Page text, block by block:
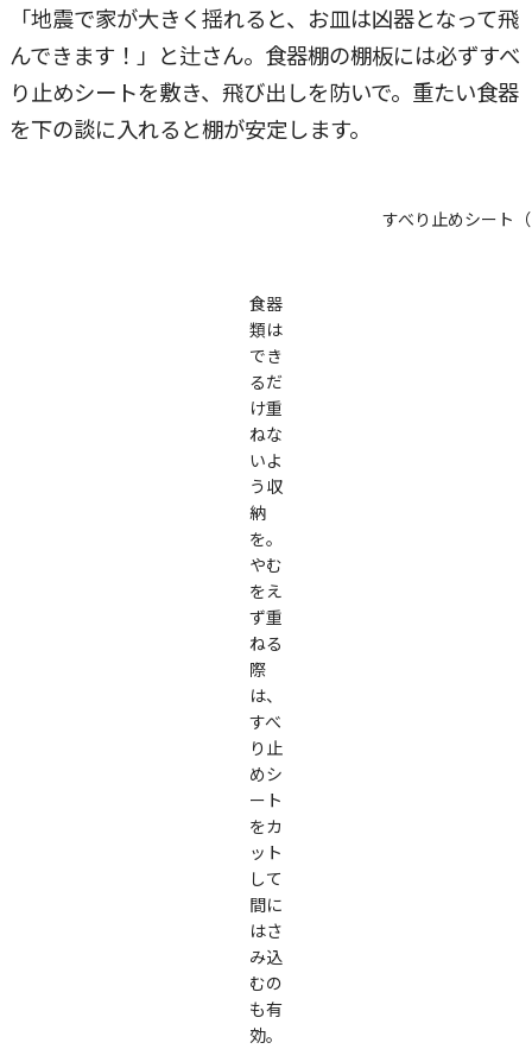
「地震で家が大きく揺れると、お皿は凶器となって飛
んできます！」と辻さん。食器棚の棚板には必ずすべ
り止めシートを敷き、飛び出しを防いで。重たい食器
を下の談に入れると棚が安定します。
すべり止めシート
食器
類は
でき
るだ
け重
ねな
いよ
う収
納
を。
やむ
をえ
ず重
ねる
際
は、
すべ
り止
めシ
ート
をカ
ット
して
間に
はさ
み込
むの
も有
効。